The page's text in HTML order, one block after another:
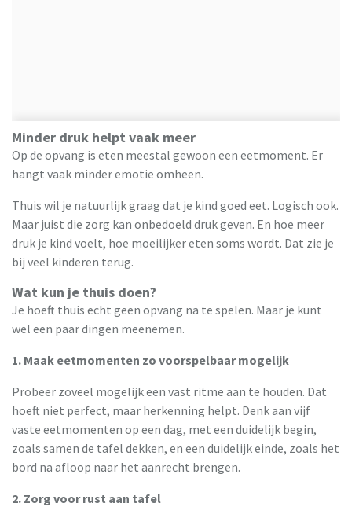
Minder druk helpt vaak meer
Op de opvang is eten meestal gewoon een eetmoment. Er
hangt vaak minder emotie omheen.
Thuis wil je natuurlijk graag dat je kind goed eet. Logisch ook.
Maar juist die zorg kan onbedoeld druk geven. En hoe meer
druk je kind voelt, hoe moeilijker eten soms wordt. Dat zie je
bij veel kinderen terug.
Wat kun je thuis doen?
Je hoeft thuis echt geen opvang na te spelen. Maar je kunt
wel een paar dingen meenemen.
1. Maak eetmomenten zo voorspelbaar mogelijk
Probeer zoveel mogelijk een vast ritme aan te houden. Dat
hoeft niet perfect, maar herkenning helpt. Denk aan vijf
vaste eetmomenten op een dag, met een duidelijk begin,
zoals samen de tafel dekken, en een duidelijk einde, zoals het
bord na afloop naar het aanrecht brengen.
2. Zorg voor rust aan tafel